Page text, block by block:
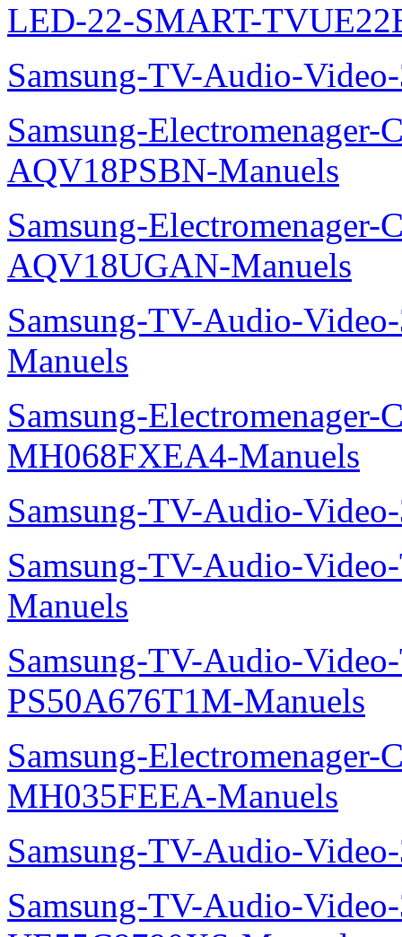
LED-22-SMART-
Samsung-TV-Audio-
Samsung-Electromenager-
AQV18PSBN-Manuels
Samsung-Electromenager-
AQV18UGAN-Manuels
Samsung-TV-Audio-
Manuels
Samsung-Electromenager-
MH068FXEA4-Manuels
Samsung-TV-Audio-
Samsung-TV-Audio-
Manuels
Samsung-TV-Audio-
PS50A676T1M-Manuels
Samsung-Electromenager-
MH035FEEA-Manuels
Samsung-TV-Audio-
Samsung-TV-Audio-